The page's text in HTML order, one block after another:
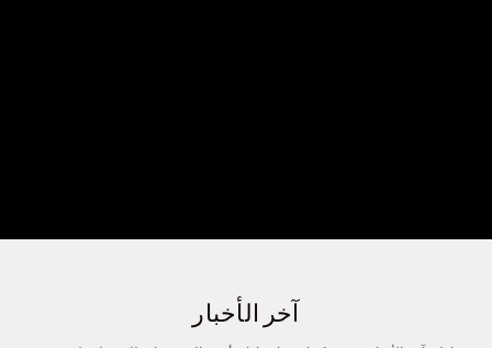
آخر الأخبار